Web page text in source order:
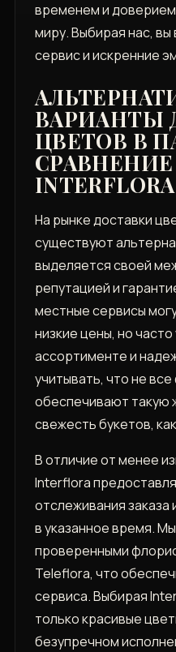
временем и
миру. Выбирая нас,
сервис и искренние
ВАРИАНТЫ
ЦВЕТОВ В
СРАВНЕНИЕ
INTERFLORA
На рынке доставки
существуют
выделяется своей
репутацией и
местные сервисы
низкие цены, но
ассортименте и
учитывать, что не
обеспечивают такую
свежесть букетов,
В отличие от менее
Interflora
отслеживания заказа
в указанное время.
проверенными
Teleflora, что
сервиса. Выбирая
только красивые
безупречном